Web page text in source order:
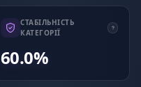
СТАБІЛЬНІСТЬ
КАТЕГОРІЇ
60.0%